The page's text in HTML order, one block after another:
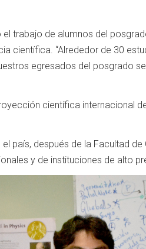
trabajo de alumnos del
científica. “Alrededor de 30
egresados del posgrado
científica internacional
el país, después de la Facultad
y de instituciones de alto